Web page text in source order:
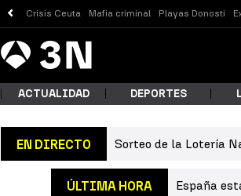
Crisis Ceuta Mafia criminal Playas Donosti
Antena
3 Noticias
ACTUALIDAD DEPORTES
EN DIRECTO Sorteo de la Lotería
ÚLTIMA HORA España